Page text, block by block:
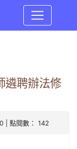
遴聘辦法修
| 點閱數： 142